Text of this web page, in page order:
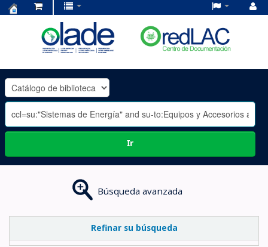
OLADE
-
Ir
Búsqueda avanzada
Refinar su búsqueda